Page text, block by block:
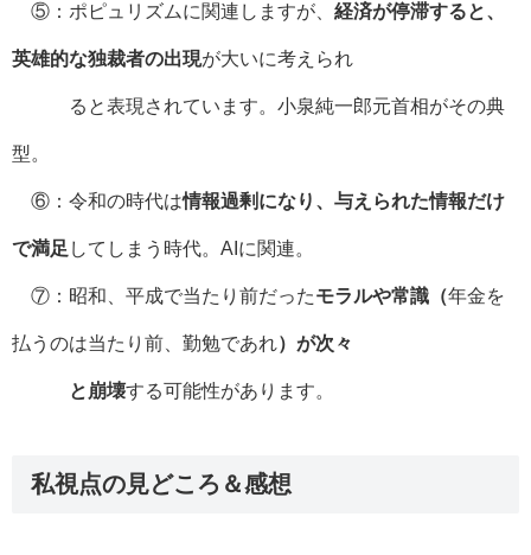
⑤：ポピュリズムに関連しますが、 経済が停滞すると、
英雄的な独裁者の出現が大いに考えられ
ると表現されています。小泉純一郎元首相がその典
型。
⑥：令和の時代は情報過剰になり、与えられた情報だけ
で満足 してしまう時代。AIに関連。
⑦：昭和、平成で当たり前だったモラルや常識（年金を
払うのは当たり前、勤勉であれ）が次々
と崩壊する可能性があります。
私視点の見どころ＆感想